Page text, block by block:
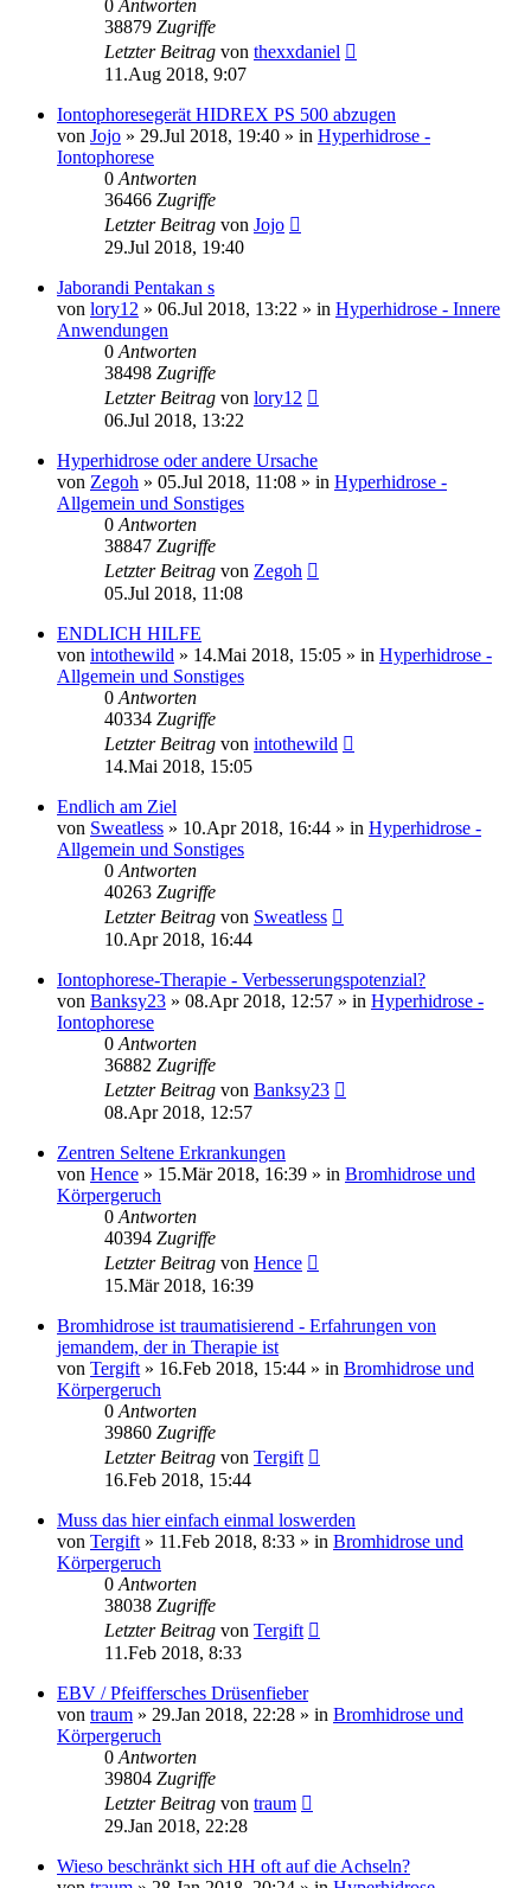
0 Antworten
38879 Zugriffe
Letzter Beitrag von thexxdaniel
11.Aug 2018, 9:07
Iontophoresegerät HIDREX PS 500 abzugen
von Jojo » 29.Jul 2018, 19:40 » in Hyperhidrose -
Iontophorese
0 Antworten
36466 Zugriffe
Letzter Beitrag von Jojo
29.Jul 2018, 19:40
Jaborandi Pentakan s
von lory12 » 06.Jul 2018, 13:22 » in Hyperhidrose - Innere
Anwendungen
0 Antworten
38498 Zugriffe
Letzter Beitrag von lory12
06.Jul 2018, 13:22
Hyperhidrose oder andere Ursache
von Zegoh » 05.Jul 2018, 11:08 » in Hyperhidrose -
Allgemein und Sonstiges
0 Antworten
38847 Zugriffe
Letzter Beitrag von Zegoh
05.Jul 2018, 11:08
ENDLICH HILFE
von intothewild » 14.Mai 2018, 15:05 » in Hyperhidrose -
Allgemein und Sonstiges
0 Antworten
40334 Zugriffe
Letzter Beitrag von intothewild
14.Mai 2018, 15:05
Endlich am Ziel
von Sweatless » 10.Apr 2018, 16:44 » in Hyperhidrose -
Allgemein und Sonstiges
0 Antworten
40263 Zugriffe
Letzter Beitrag von Sweatless
10.Apr 2018, 16:44
Iontophorese-Therapie - Verbesserungspotenzial?
von Banksy23 » 08.Apr 2018, 12:57 » in Hyperhidrose -
Iontophorese
0 Antworten
36882 Zugriffe
Letzter Beitrag von Banksy23
08.Apr 2018, 12:57
Zentren Seltene Erkrankungen
von Hence » 15.Mär 2018, 16:39 » in Bromhidrose und
Körpergeruch
0 Antworten
40394 Zugriffe
Letzter Beitrag von Hence
15.Mär 2018, 16:39
Bromhidrose ist traumatisierend - Erfahrungen von
jemandem, der in Therapie ist
von Tergift » 16.Feb 2018, 15:44 » in Bromhidrose und
Körpergeruch
0 Antworten
39860 Zugriffe
Letzter Beitrag von Tergift
16.Feb 2018, 15:44
Muss das hier einfach einmal loswerden
von Tergift » 11.Feb 2018, 8:33 » in Bromhidrose und
Körpergeruch
0 Antworten
38038 Zugriffe
Letzter Beitrag von Tergift
11.Feb 2018, 8:33
EBV / Pfeiffersches Drüsenfieber
von traum » 29.Jan 2018, 22:28 » in Bromhidrose und
Körpergeruch
0 Antworten
39804 Zugriffe
Letzter Beitrag von traum
29.Jan 2018, 22:28
Wieso beschränkt sich HH oft auf die Achseln?